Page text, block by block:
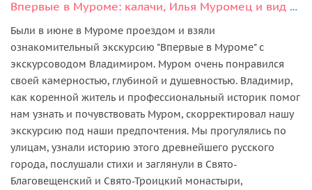
Впервые в Муроме: калачи, Илья Муромец и вид на Оку
Были в июне в Муроме проездом и взяли
ознакомительный экскурсию "Впервые в Муроме" с
экскурсоводом Владимиром. Муром очень понравился
своей камерностью, глубиной и душевностью. Владимир,
как коренной житель и профессиональный историк помог
нам узнать и почувствовать Муром, скорректировал нашу
экскурсию под наши предпочтения. Мы прогулялись по
улицам, узнали историю этого древнейшего русского
города, послушали стихи и заглянули в Свято-
Благовещенский и Свято-Троицкий монастыри,